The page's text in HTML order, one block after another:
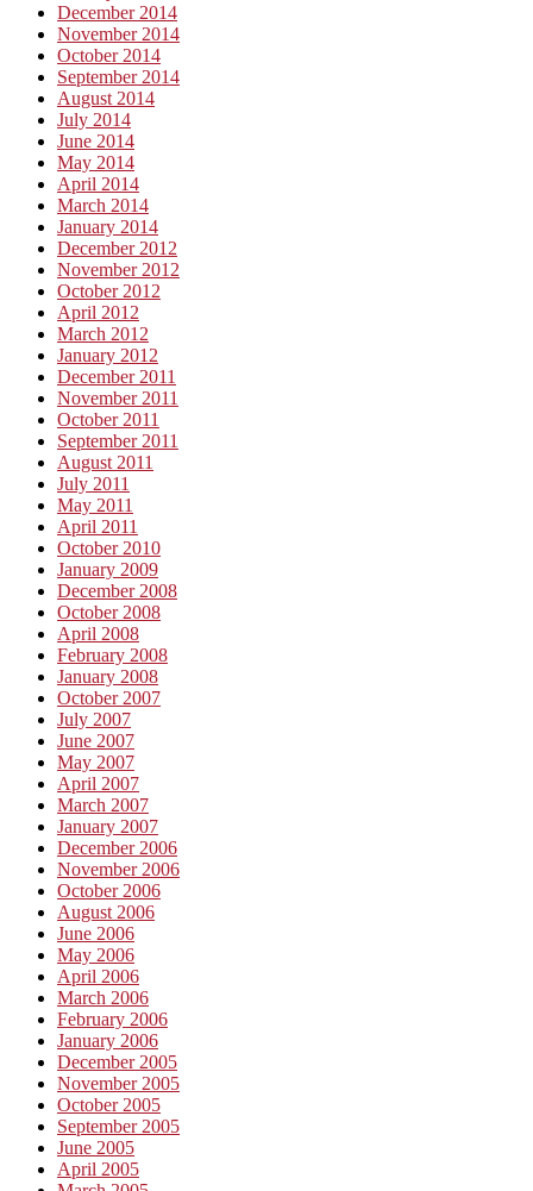
December 2014
November 2014
October 2014
September 2014
August 2014
July 2014
June 2014
May 2014
April 2014
March 2014
January 2014
December 2012
November 2012
October 2012
April 2012
March 2012
January 2012
December 2011
November 2011
October 2011
September 2011
August 2011
July 2011
May 2011
April 2011
October 2010
January 2009
December 2008
October 2008
April 2008
February 2008
January 2008
October 2007
July 2007
June 2007
May 2007
April 2007
March 2007
January 2007
December 2006
November 2006
October 2006
August 2006
June 2006
May 2006
April 2006
March 2006
February 2006
January 2006
December 2005
November 2005
October 2005
September 2005
June 2005
April 2005